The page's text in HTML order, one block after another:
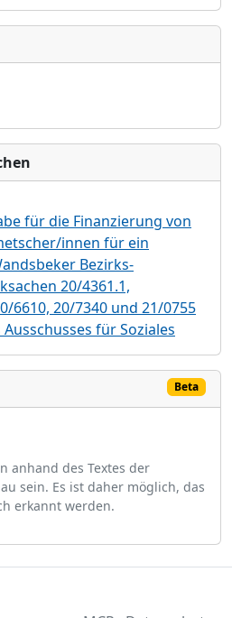
für die Finanzierung von
innen für ein
Bezirks-
20/4361.1,
6610, 20/7340 und 21/0755
für Soziales
Beta
anhand des Textes der
sein. Es ist daher möglich, das
erkannt werden.